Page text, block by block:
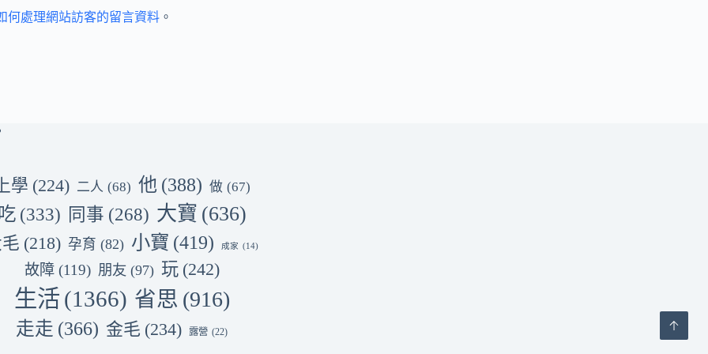
何處理網站訪客的留言資料 。
學 (224) 二人 (68) 他 (388) 做 (67)
(333) 同事 (268) 大寶 (636)
(218) 孕育 (82) 小寶 (419) 成家 (14)
故障 (119) 朋友 (97) 玩 (242)
生活 (1366) 省思 (916)
走走 (366) 金毛 (234) 露營 (22)